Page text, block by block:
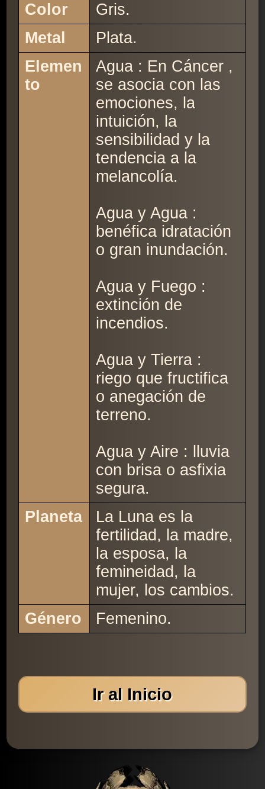
Color
Gris.
Metal
Plata.
Elemen
to
Agua : En Cáncer ,
se asocia con las
emociones, la
intuición, la
sensibilidad y la
tendencia a la
melancolía.
Agua y Agua :
benéfica idratación
o gran inundación.
Agua y Fuego :
extinción de
incendios.
Agua y Tierra :
riego que fructifica
o anegación de
terreno.
Agua y Aire : lluvia
con brisa o asfixia
segura.
Planeta
La Luna es la
fertilidad, la madre,
la esposa, la
femineidad, la
mujer, los cambios.
Género
Femenino.
Ir al Inicio